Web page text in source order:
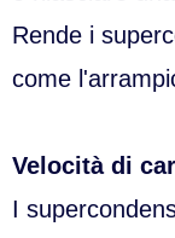
Rende i
come
Velocità di
I